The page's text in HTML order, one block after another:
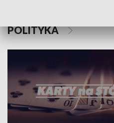
POLITYKA